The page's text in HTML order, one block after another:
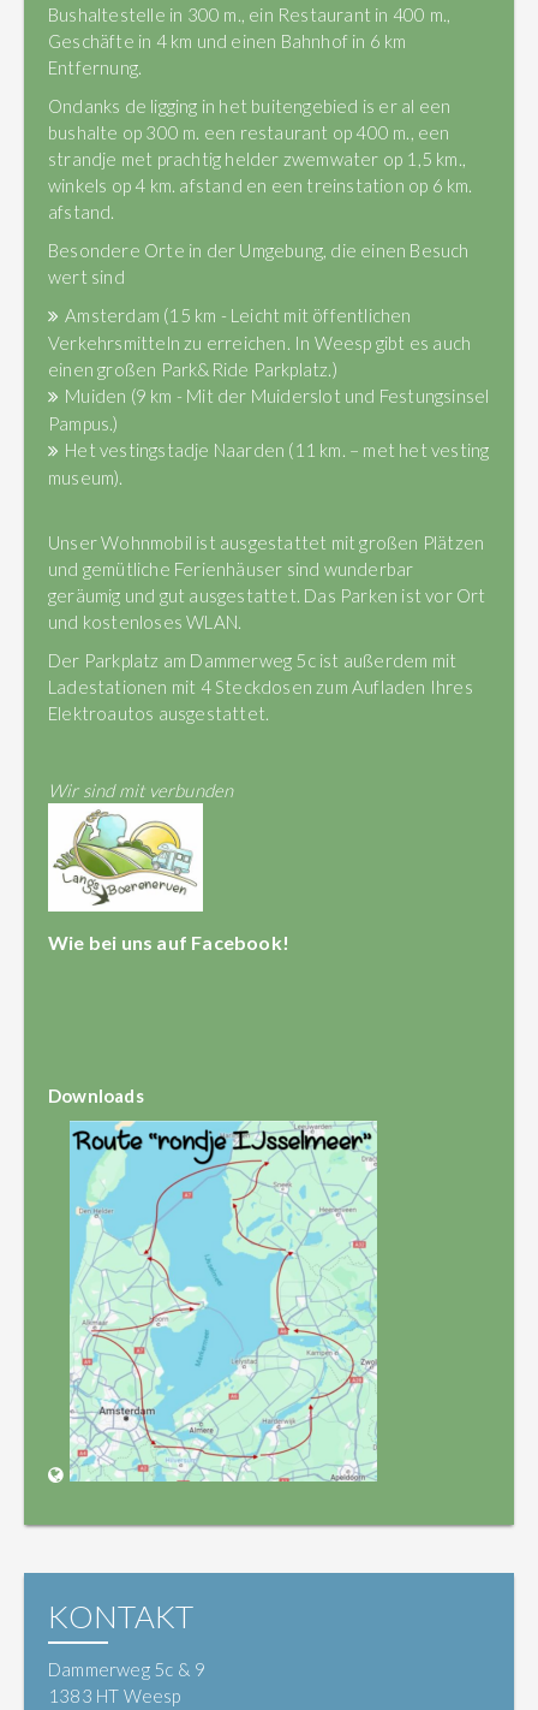
Bushaltestelle in 300 m., ein Restaurant in 400 m.,
Geschäfte in 4 km und einen Bahnhof in 6 km
Entfernung.
Ondanks de ligging in het buitengebied is er al een
bushalte op 300 m. een restaurant op 400 m., een
strandje met prachtig helder zwemwater op 1,5 km.,
winkels op 4 km. afstand en een treinstation op 6 km.
afstand.
Besondere Orte in der Umgebung, die einen Besuch
wert sind
Amsterdam (15 km - Leicht mit öffentlichen
Verkehrsmitteln zu erreichen. In Weesp gibt es auch
einen großen Park&Ride Parkplatz.)
Muiden (9 km - Mit der Muiderslot und Festungsinsel
Pampus.)
Het vestingstadje Naarden (11 km. – met het vesting
museum).
Unser Wohnmobil ist ausgestattet mit großen Plätzen
und gemütliche Ferienhäuser sind wunderbar
geräumig und gut ausgestattet. Das Parken ist vor Ort
und kostenloses WLAN.
Der Parkplatz am Dammerweg 5c ist außerdem mit
Ladestationen mit 4 Steckdosen zum Aufladen Ihres
Elektroautos ausgestattet.
Wir sind mit verbunden
Wie bei uns auf Facebook!
Downloads
KONTAKT
Dammerweg 5c & 9
1383 HT Weesp